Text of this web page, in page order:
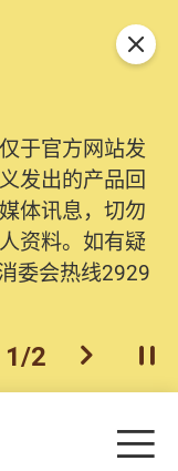
于官方网站发
发出的产品回
体讯息，切勿
资料。如有疑
委会热线2929
一个
1/2 下一个开
关闭
目